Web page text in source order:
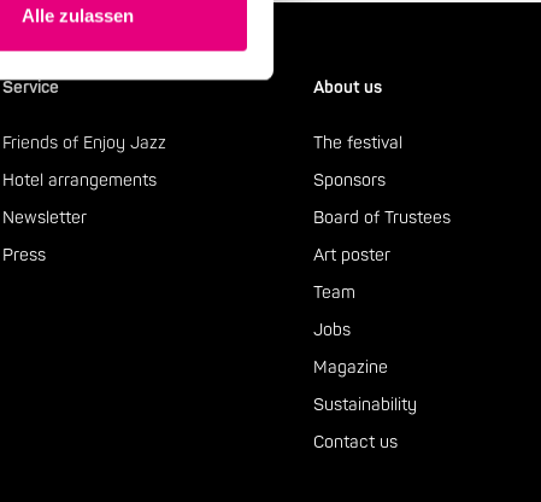
Alle zulassen
Service
Friends of Enjoy Jazz
Hotel arrangements
Newsletter
Press
About us
The festival
Sponsors
Board of Trustees
Art poster
Team
Jobs
Magazine
Sustainability
Contact us